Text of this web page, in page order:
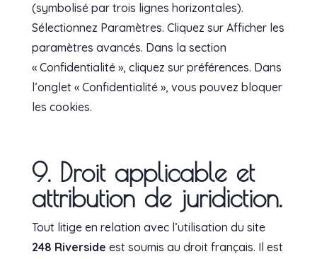
(symbolisé par trois lignes horizontales).
Sélectionnez Paramètres. Cliquez sur Afficher les
paramètres avancés. Dans la section
« Confidentialité », cliquez sur préférences. Dans
l’onglet « Confidentialité », vous pouvez bloquer
les cookies.
9. Droit applicable et
attribution de juridiction.
Tout litige en relation avec l’utilisation du site
248 Riverside est soumis au droit français. Il est